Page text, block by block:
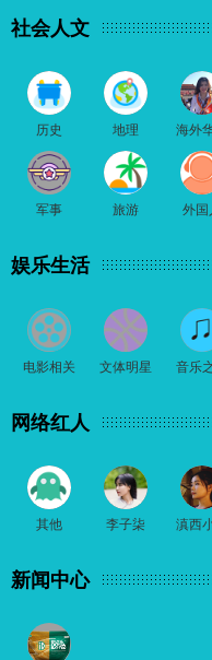
社会人文
历史 地理 海外
军事 旅游 外国
娱乐生活
电影相关 文体明星 音乐
网络红人
其他 李子柒 滇西
新闻中心